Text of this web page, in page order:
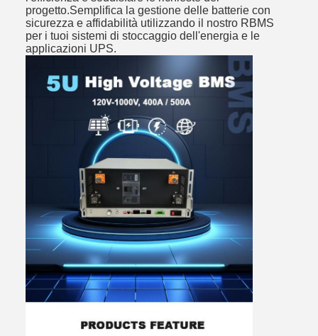
progetto.Semplifica la gestione delle batterie con
sicurezza e affidabilità utilizzando il nostro RBMS
per i tuoi sistemi di stoccaggio dell'energia e le
applicazioni UPS.